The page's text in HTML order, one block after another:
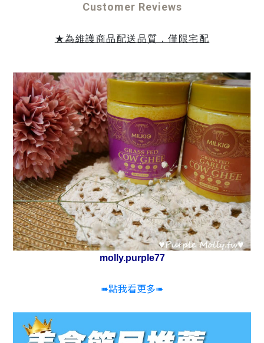
Customer Reviews
★為維護商品配送品質，僅限宅配
molly.purple77
➠點我看更多➠